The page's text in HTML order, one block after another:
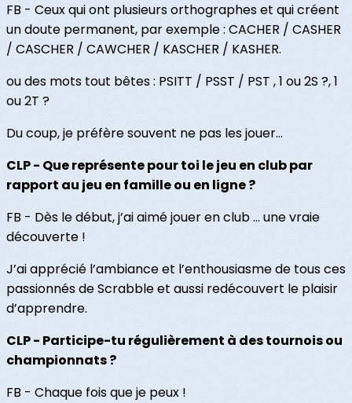
FB - Ceux qui ont plusieurs orthographes et qui créent
un doute permanent, par exemple : CACHER / CASHER
/ CASCHER / CAWCHER / KASCHER / KASHER.
ou des mots tout bêtes : PSITT / PSST / PST , 1 ou 2S ?, 1
ou 2T ?
Du coup, je préfère souvent ne pas les jouer…
CLP - Que représente pour toi le jeu en club par
rapport au jeu en famille ou en ligne ?
FB - Dès le début, j’ai aimé jouer en club … une vraie
découverte !
J’ai apprécié l’ambiance et l’enthousiasme de tous ces
passionnés de Scrabble et aussi redécouvert le plaisir
d’apprendre.
CLP - Participe-tu régulièrement à des tournois ou
championnats ?
FB - Chaque fois que je peux !